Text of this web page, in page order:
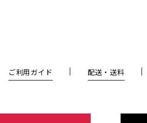
ご利用ガイド 配送・送料